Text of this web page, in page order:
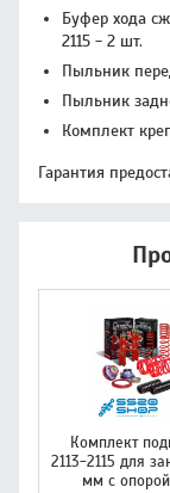
Буфер хода
2115 - 2 шт.
Пыльник
Пыльник
Комплект
Гарантия
Комплект
2113-2115 для
мм с